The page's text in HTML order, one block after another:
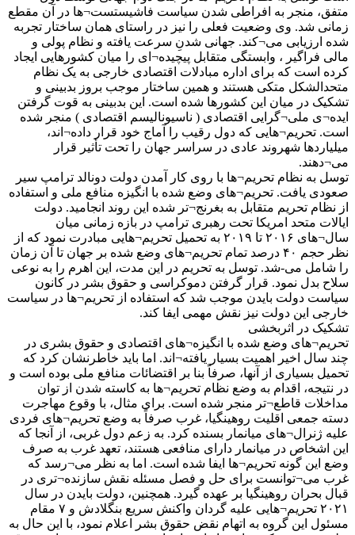
متفق، منجر به افراطی شدن سیاست فاشیستست¬ها در آن مقطع
زمانی شد. وی وضعیت فعلی را نیز در راستای همان ساختار تجربه
شده ارزیابی می¬کند. جهانی شدنِ سرعت یافته و نظام پولی و
مالی فراگیر ، وابستگی متقابل پیچیده¬ای را میان کشورهایی ایجاد
کرده است که برای اداره مبادلات اقتصادی خارجی به یک نظام
متحدالشکل متکی هستند و همین ساختار موجب بروز بدبینی و
تشکیک در میان این کشورها شده است. این بدبینی به قوت گرفتن
ایده¬ی ملی¬گرایی اقتصادی ( ناسیونالیسم اقتصادی ) منجر شده
است. تحریم¬هایی که دول رقیب را آماج خود قرار داده¬اند،
میلیاردها شهروند عادی در سراسر جهان را تحت تأثیر قرار
می¬دهند.
توسل به نظام تحریم¬ها با روی کار آمدن دولت دونالد ترامپ سیر
صعودی یافت. تحریم¬های وضع شده با انگیزه منافع ملی و استفاده
از نظام تحریم متقابل به بغرنج¬تر شده این روند انجامید. دولت
ایالات متحد امریکا تحت رهبری ترامپ در بازه زمانی میان
سال¬های ۲۰۱۶ تا ۲۰۱۹ به تحمیل تحریم¬هایی مبادرت نمود که از
نظر حجم ۴۰ درصد تمام تحریم¬های وضع شده بر جهان تا آن زمان
را شامل می-شد. توسل به تحریم در این مدت، این اهرم را به نوعی
سلاح بدل نمود. قرار گرفتن دموکراسی و حقوق بشر در کانون
سیاست دولت بایدن موجب شد که استفاده از تحریم¬ها در سیاست
خارجی این دولت نیز نقش مهمی ایفا کند.
تشکیک در اثربخشی
تحریم¬های وضع شده با انگیزه¬های اقتصادی و حقوق بشری در
چند سال اخیر اهمیت بسیار یافته¬اند. اما باید خاطرنشان کرد که
تحمیل بسیاری از آنها، صرفاً بنا بر اقتضائات منافع ملی بوده است و
در نتیجه، اقدام به وضع نظام تحریم¬ها به کاسته شدن از توان
مداخلات قاطع¬تر منجر شده است. برای مثال، با وقوع مهاجرت
دسته جمعی اقلیت روهینگیا، غرب صرفاً به وضع تحریم¬های فردی
علیه ژنرال¬های میانمار بسنده کرد. به زعم دول غربی، از آنجا که
این اشخاص در میانمار دارای منافعی هستند، تعهد غرب به صرف
وضع این گونه تحریم¬ها ایفا شده است. اما به نظر می¬رسد که
غرب می¬توانست برای حل و فصل مسئله نقش سازنده¬تری در
قبال بحران روهینگیا بر عهده گیرد. همچنین، دولت بایدن در سال
۲۰۲۱ تحریم¬هایی علیه گردان واکنش سریع بنگلادش و ۷ مقام
مسئول این گروه به اتهام نقض حقوق بشر اعلام نمود، با این حال به